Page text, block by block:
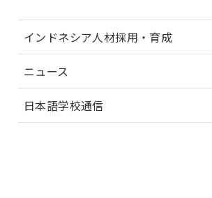
インドネシア人材採用・育成
ニュース
日本語学校通信